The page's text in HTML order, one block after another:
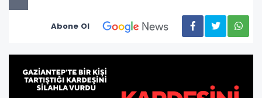
Abone Ol